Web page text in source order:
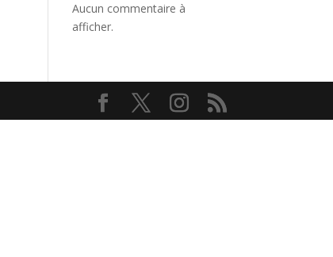
Aucun commentaire à
afficher.